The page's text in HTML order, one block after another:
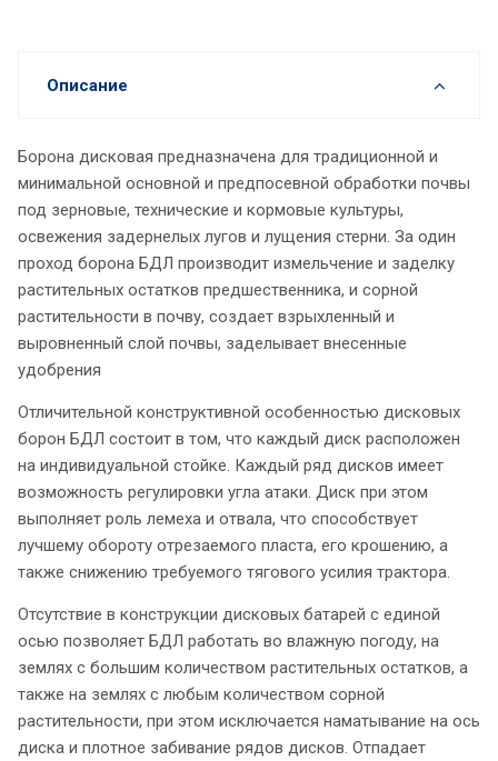
Описание
Борона дисковая предназначена для традиционной и
минимальной основной и предпосевной обработки почвы
под зерновые, технические и кормовые культуры,
освежения задернелых лугов и лущения стерни. За один
проход борона БДЛ производит измельчение и заделку
растительных остатков предшественника, и сорной
растительности в почву, создает взрыхленный и
выровненный слой почвы, заделывает внесенные
удобрения
Отличительной конструктивной особенностью дисковых
борон БДЛ состоит в том, что каждый диск расположен
на индивидуальной стойке. Каждый ряд дисков имеет
возможность регулировки угла атаки. Диск при этом
выполняет роль лемеха и отвала, что способствует
лучшему обороту отрезаемого пласта, его крошению, а
также снижению требуемого тягового усилия трактора.
Отсутствие в конструкции дисковых батарей с единой
осью позволяет БДЛ работать во влажную погоду, на
землях с большим количеством растительных остатков, а
также на землях с любым количеством сорной
растительности, при этом исключается наматывание на ось
диска и плотное забивание рядов дисков. Отпадает